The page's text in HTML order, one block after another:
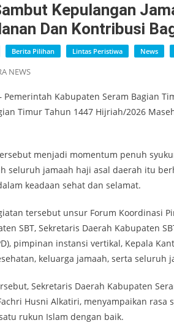
Kepulangan
Dan Kontribusi
Berita Pilihan Lintas Peristiwa News
NEWS
Pemerintah Kabupaten Seram Bagian
Timur Tahun 1447 Hijriah/2026
menjadi momentum penuh
seluruh jamaah haji asal daerah itu
keadaan sehat dan selamat.
tersebut unsur Forum Koordinasi
SBT, Sekretaris Daerah Kabupaten
pimpinan instansi vertikal, Kepala
keluarga jamaah, serta seluruh
Sekretaris Daerah Kabupaten
Husni Alkatiri, menyampaikan
rukun Islam dengan baik.